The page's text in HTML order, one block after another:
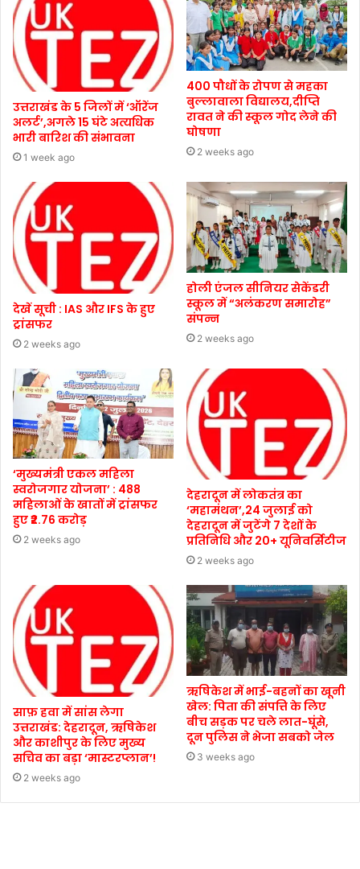
उत्तराखंड के 5 जिलों में ‘ऑरेंज
अलर्ट’,अगले 15 घंटे अत्यधिक
भारी बारिश की संभावना
1 week ago
400 पौधों के रोपण से महका
बुल्लावाला विद्यालय,दीप्ति
रावत ने की स्कूल गोद लेने की
घोषणा
2 weeks ago
देखें सूची : IAS और IFS के हुए
ट्रांसफर
2 weeks ago
होली एंजल सीनियर सेकेंडरी
स्कूल में “अलंकरण समारोह”
संपन्न
2 weeks ago
‘मुख्यमंत्री एकल महिला
स्वरोजगार योजना’ : 488
महिलाओं के खातों में ट्रांसफर
हुए ₹2.76 करोड़
2 weeks ago
देहरादून में लोकतंत्र का
‘महामंथन’,24 जुलाई को
देहरादून में जुटेंगे 7 देशों के
प्रतिनिधि और 20+ यूनिवर्सिटीज
2 weeks ago
साफ़ हवा में सांस लेगा
उत्तराखंड: देहरादून, ऋषिकेश
और काशीपुर के लिए मुख्य
सचिव का बड़ा ‘मास्टरप्लान’!
2 weeks ago
ऋषिकेश में भाई-बहनों का खूनी
खेल: पिता की संपत्ति के लिए
बीच सड़क पर चले लात-घूंसे,
दून पुलिस ने भेजा सबको जेल
3 weeks ago